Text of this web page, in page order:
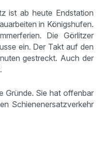
ist ab heute Endstation
in Königshufen.
Die Görlitzer
ein. Der Takt auf den
gestreckt. Auch der
Gründe. Sie hat offenbar
Schienenersatzverkehr